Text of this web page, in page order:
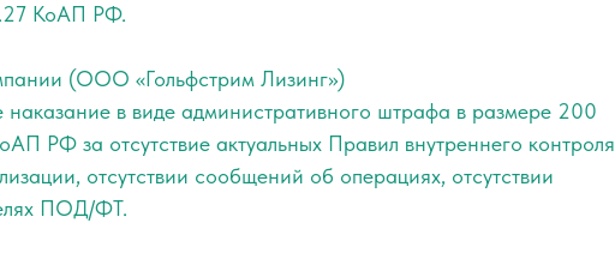
КоАП РФ.
(ООО «Гольфстрим Лизинг»)
наказание в виде административного штрафа в размере 200
РФ за отсутствие актуальных Правил внутреннего контроля
отсутствии сообщений об операциях, отсутствии
ПОД/ФТ.